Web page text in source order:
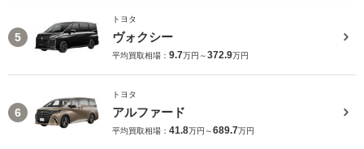
5
トヨタ
ヴォクシー
平均買取相場： 9.7万円～372.9万円
6
トヨタ
アルファード
平均買取相場： 41.8万円～689.7万円